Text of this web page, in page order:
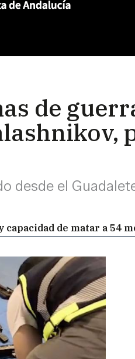
de
desde el
capacidad de matar a 54